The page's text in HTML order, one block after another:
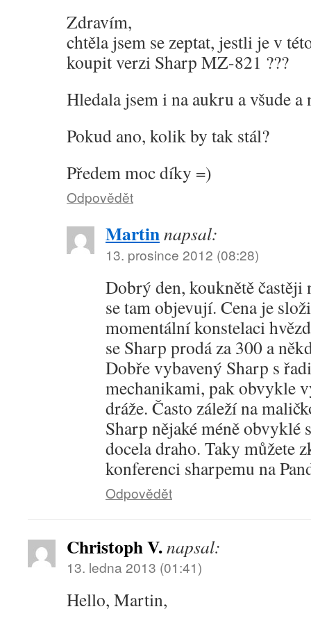
Zdravím,
chtěla jsem se zeptat, jestli je v
koupit verzi Sharp MZ-821 ???
Hledala jsem i na aukru a všude a
Pokud ano, kolik by tak stál?
Předem moc díky =)
Odpovědět
Martinnapsal:
13. prosince 2012 (08:28)
Dobrý den, kouknětě
se tam objevují. Cena je
momentální konstelaci
se Sharp prodá za 300 a
Dobře vybavený Sharp s
mechanikami, pak obvykle
dráže. Často záleží na
Sharp nějaké méně obvyklé
docela draho. Taky můžete
konferenci sharpemu na
Odpovědět
Christoph V.napsal:
13. ledna 2013 (01:41)
Hello, Martin,